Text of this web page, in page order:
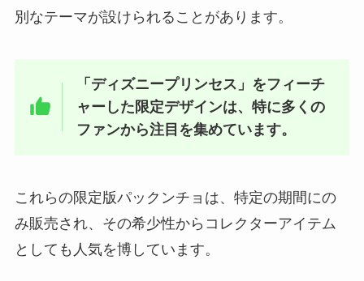
る？販売店はどこ？通販での取扱
クラッツ 販売中止は本当？セブン
イレブンで手に入る？
因島はっさくゼリーはどこで売っ
てる？東京ではどこで買える？ア
ルコール度数はどれ位？
別なテーマが設けられることがあります。
「ディズニープリンセス」をフィーチ
ャーした限定デザインは、特に多くの
ファンから注目を集めています。
これらの限定版パックンチョは、特定の期間にの
み販売され、その希少性からコレクターアイテム
としても人気を博しています。